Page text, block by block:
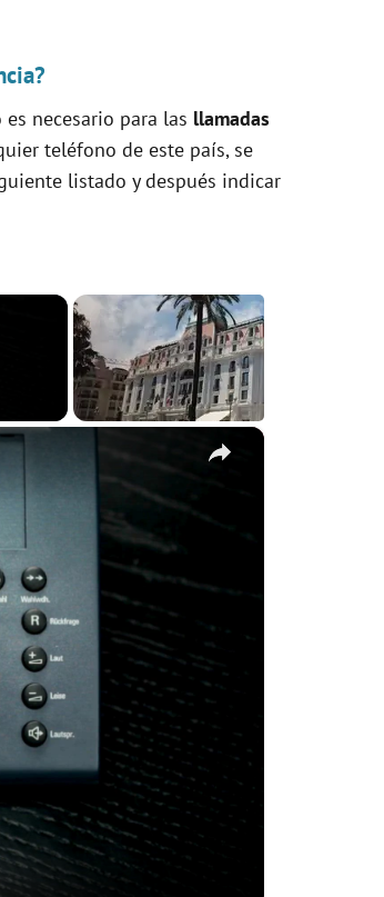
necesario para las llamadas
teléfono de este país, se
listado y después indicar
×